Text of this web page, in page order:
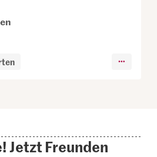
Jetzt Freunden